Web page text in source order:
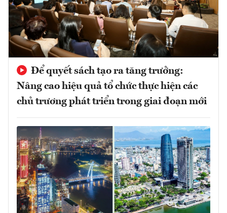
Để quyết sách tạo ra tăng trưởng:
Nâng cao hiệu quả tổ chức thực hiện các
chủ trương phát triển trong giai đoạn mới